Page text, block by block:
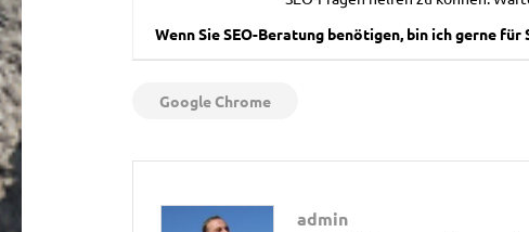
Wenn Sie SEO-Beratung benötigen, bin ich gerne
Google Chrome
admin